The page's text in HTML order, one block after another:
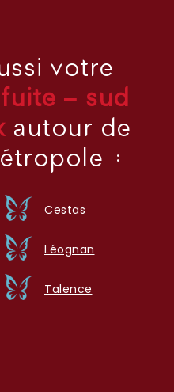
votre
– sud
autour de
:
Cestas
Léognan
Talence